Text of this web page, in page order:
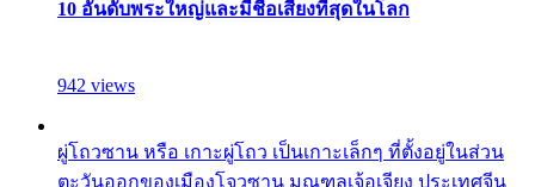
10 อันดับพระใหญ่และมีชื่อเสียงที่สุดในโลก
942 views
ผู่โถวซาน หรือ เกาะผู่โถว เป็นเกาะเล็กๆ ที่ตั้งอยู่ในส่วน
ตะวันออกของเมืองโจวซาน มณฑลเจ้อเจียง ประเทศจีน